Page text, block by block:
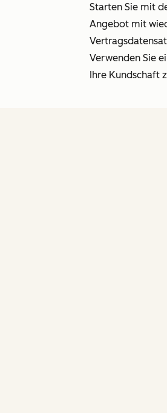
Starten Sie mit
Angebot mit
Verwenden Sie
Ihre Kundschaft